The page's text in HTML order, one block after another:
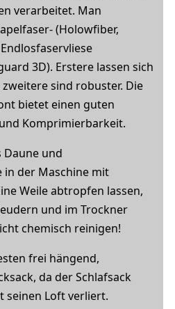
verarbeitet. Man
(Holowfiber,
3D). Erstere lassen sich
sind robuster. Die
bietet einen guten
Komprimierbarkeit.
Daune und
in der Maschine mit
Weile abtropfen lassen,
und im Trockner
chemisch reinigen!
frei hängend,
da der Schlafsack
seinen Loft verliert.